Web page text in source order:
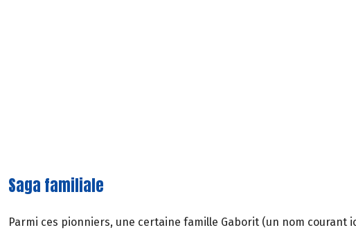
Saga familiale
Parmi ces pionniers, une certaine famille Gaborit (un nom courant